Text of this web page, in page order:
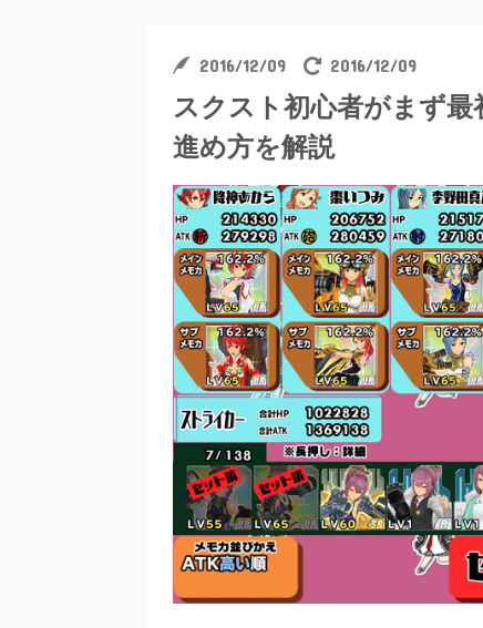
2016/12/09 2016/12/09
スクスト初心者がまず
進め方を解説